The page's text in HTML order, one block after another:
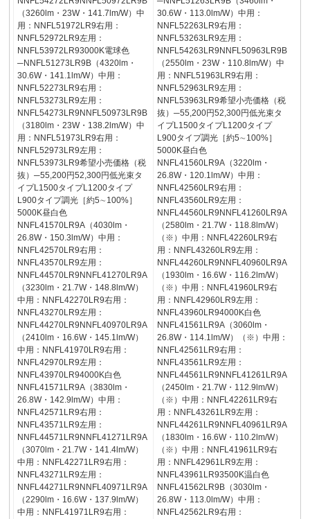
（3260lm・23W・141.7lm/W）中
用：NNFL51972LR9右用：
NNFL52972LR9左用：
NNFL53972LR93000K電球色
─NNFL51273LR9B（4320lm・
30.6W・141.1lm/W）中用：
NNFL52273LR9右用：
NNFL53273LR9左用：
NNFL54273LR9NNFL50973LR9B
（3180lm・23W・138.2lm/W）中
用：NNFL51973LR9右用：
NNFL52973LR9左用：
NNFL53973LR9希望小売価格（税
抜）─55,200円52,300円低光束タ
イプL1500タイプL1200タイプ
L900タイプ調光［約5∼100%］
5000K昼白色
NNFL41570LR9A（4030lm・
26.8W・150.3lm/W）中用：
NNFL42570LR9右用：
NNFL43570LR9左用：
NNFL44570LR9NNFL41270LR9A
（3230lm・21.7W・148.8lm/W）
中用：NNFL42270LR9右用：
NNFL43270LR9左用：
NNFL44270LR9NNFL40970LR9A
（2410lm・16.6W・145.1lm/W）
中用：NNFL41970LR9右用：
NNFL42970LR9左用：
NNFL43970LR94000K白色
NNFL41571LR9A（3830lm・
26.8W・142.9lm/W）中用：
NNFL42571LR9右用：
NNFL43571LR9左用：
NNFL44571LR9NNFL41271LR9A
（3070lm・21.7W・141.4lm/W）
中用：NNFL42271LR9右用：
NNFL43271LR9左用：
NNFL44271LR9NNFL40971LR9A
（2290lm・16.6W・137.9lm/W）
中用：NNFL41971LR9右用：
30.6W・113.0lm/W）中用：
NNFL52263LR9右用：
NNFL53263LR9左用：
NNFL54263LR9NNFL50963LR9B
（2550lm・23W・110.8lm/W）中
用：NNFL51963LR9右用：
NNFL52963LR9左用：
NNFL53963LR9希望小売価格（税
抜）─55,200円52,300円低光束タ
イプL1500タイプL1200タイプ
L900タイプ調光［約5∼100%］
5000K昼白色
NNFL41560LR9A（3220lm・
26.8W・120.1lm/W）中用：
NNFL42560LR9右用：
NNFL43560LR9左用：
NNFL44560LR9NNFL41260LR9A
（2580lm・21.7W・118.8lm/W）
（※）中用：NNFL42260LR9右
用：NNFL43260LR9左用：
NNFL44260LR9NNFL40960LR9A
（1930lm・16.6W・116.2lm/W）
（※）中用：NNFL41960LR9右
用：NNFL42960LR9左用：
NNFL43960LR94000K白色
NNFL41561LR9A（3060lm・
26.8W・114.1lm/W）（※）中用：
NNFL42561LR9右用：
NNFL43561LR9左用：
NNFL44561LR9NNFL41261LR9A
（2450lm・21.7W・112.9lm/W）
（※）中用：NNFL42261LR9右
用：NNFL43261LR9左用：
NNFL44261LR9NNFL40961LR9A
（1830lm・16.6W・110.2lm/W）
（※）中用：NNFL41961LR9右
用：NNFL42961LR9左用：
NNFL43961LR93500K温白色
NNFL41562LR9B（3030lm・
26.8W・113.0lm/W）中用：
NNFL42562LR9右用：